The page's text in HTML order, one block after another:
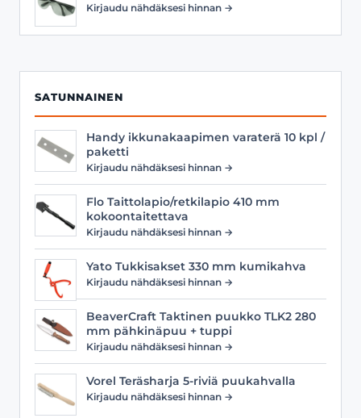
Kirjaudu nähdäksesi hinnan →
SATUNNAINEN
Handy ikkunakaapimen varaterä 10 kpl /
paketti
Kirjaudu nähdäksesi hinnan →
Flo Taittolapio/retkilapio 410 mm
kokoontaitettava
Kirjaudu nähdäksesi hinnan →
Yato Tukkisakset 330 mm kumikahva
Kirjaudu nähdäksesi hinnan →
BeaverCraft Taktinen puukko TLK2 280
mm pähkinäpuu + tuppi
Kirjaudu nähdäksesi hinnan →
Vorel Teräsharja 5-riviä puukahvalla
Kirjaudu nähdäksesi hinnan →